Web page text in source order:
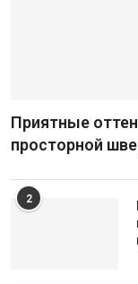
Приятные
просторной
2